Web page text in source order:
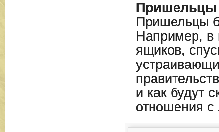
Пришельцы
Пришельцы
Например, в
ящиков,
и как будут
отношения